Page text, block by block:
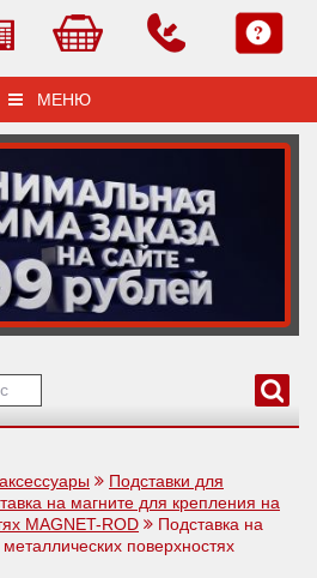
МЕНЮ
Подставки для
на магните для крепления на
MAGNET-ROD
Подставка на
поверхностях